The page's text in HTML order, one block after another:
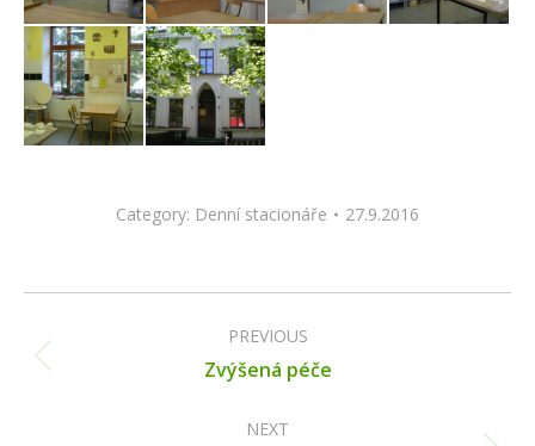
Category: Denní stacionáře 27.9.2016
navigation
PREVIOUS
Previous
Zvýšená péče
NEXT